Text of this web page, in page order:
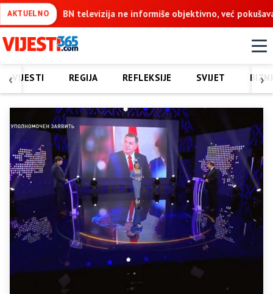
AKTUELNO
objektivno, već pokušava da ospori vodovod na Vučijaku
‹ ›
VIJESTI REGIJA REFLEKSIJE SVIJET